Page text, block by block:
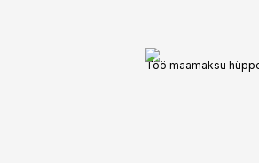
Töö maamaksu